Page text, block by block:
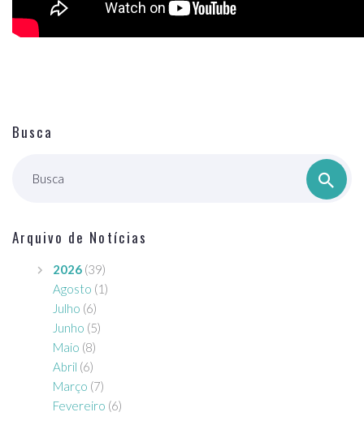
Busca
Busca
Arquivo de Notícias
2026 (39)
Agosto (1)
Julho (6)
Junho (5)
Maio (8)
Abril (6)
Março (7)
Fevereiro (6)